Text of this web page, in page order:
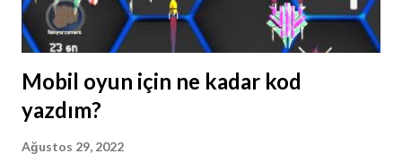
Mobil oyun için ne kadar kod
yazdım?
Ağustos 29, 2022